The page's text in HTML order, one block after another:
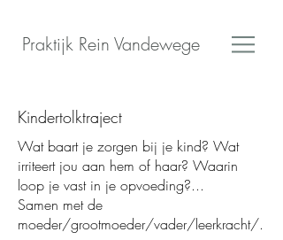
Praktijk Rein Vandewege
Kindertolktraject
Wat baart je zorgen bij je kind? Wat
irriteert jou aan hem of haar? Waarin
loop je vast in je opvoeding?...
Samen met de
moeder/grootmoeder/vader/leerkracht/.